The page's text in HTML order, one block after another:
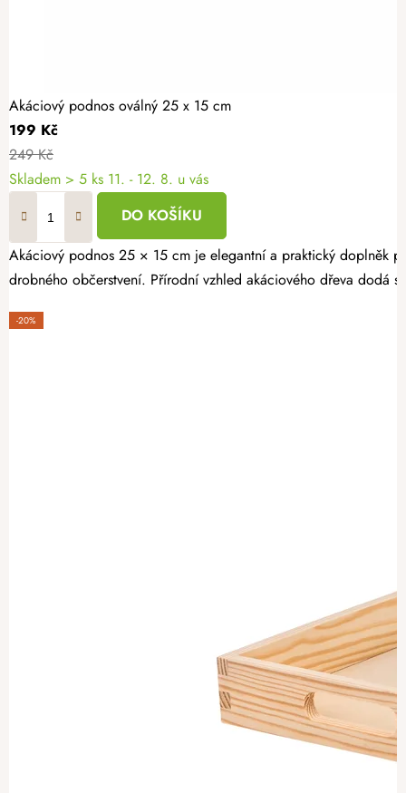
Akáciový podnos oválný 25 x 15 cm
199 Kč
249 Kč
Skladem > 5 ks 11. - 12. 8. u vás
DO KOŠÍKU
Akáciový podnos 25 × 15 cm je elegantní a praktický doplněk
drobného občerstvení. Přírodní vzhled akáciového dřeva dodá
-20%